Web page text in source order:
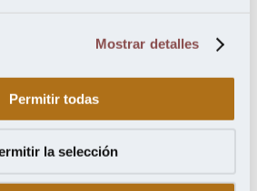
Mostrar detalles
Permitir todas
la selección